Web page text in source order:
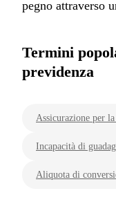
pegno attraverso
Termini
previdenza
Assicurazione per
Incapacità di
Aliquota di